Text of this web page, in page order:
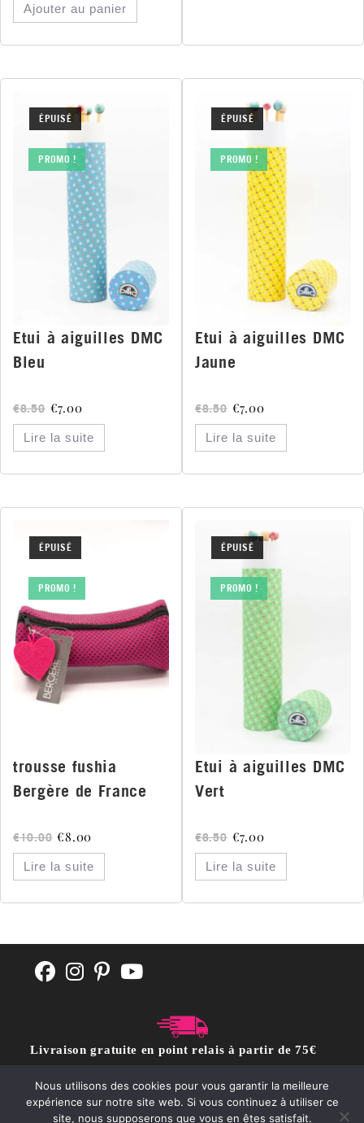
Ajouter au panier
ÉPUISÉ
PROMO !
Etui à aiguilles DMC
Bleu
€8.50 €7.00
Lire la suite
ÉPUISÉ
PROMO !
Etui à aiguilles DMC
Jaune
€8.50 €7.00
Lire la suite
ÉPUISÉ
PROMO !
trousse fushia
Bergère de France
€10.00 €8.00
Lire la suite
ÉPUISÉ
PROMO !
Etui à aiguilles DMC
Vert
€8.50 €7.00
Lire la suite
Livraison gratuite en point relais à partir de 75€
Nous utilisons des cookies pour vous garantir la meilleure
expérience sur notre site web. Si vous continuez à utiliser ce
site, nous supposerons que vous en êtes satisfait.